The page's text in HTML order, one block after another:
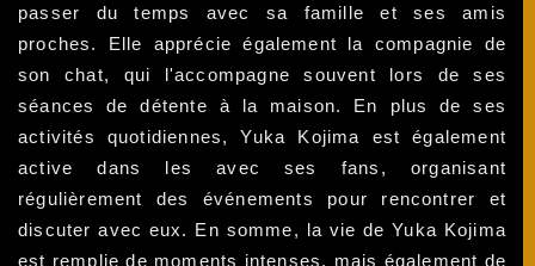
passer du temps avec sa famille et ses amis
proches. Elle apprécie également la compagnie de
son chat, qui l'accompagne souvent lors de ses
séances de détente à la maison. En plus de ses
activités quotidiennes, Yuka Kojima est également
active dans les avec ses fans, organisant
régulièrement des événements pour rencontrer et
discuter avec eux. En somme, la vie de Yuka Kojima
est remplie de moments intenses, mais également de